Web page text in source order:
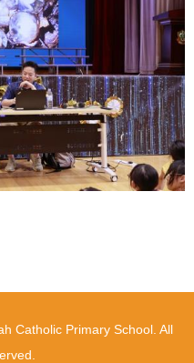
Catholic Primary School. All